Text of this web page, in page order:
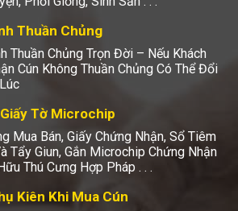
Thuần Chủng
Thuần Chủng Trọn Đời – Nếu Khách
Cún Không Thuần Chủng Có Thể Đổi
Tờ Microchip
Mua Bán, Giấy Chứng Nhận, Sổ Tiêm
Tẩy Giun, Gắn Microchip Chứng Nhận
Thú Cưng Hợp Pháp . . .
Kiên Khi Mua Cún